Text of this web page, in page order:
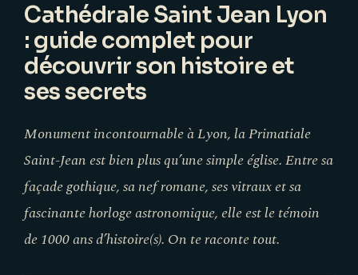
Cathédrale Saint Jean Lyon
: guide complet pour
découvrir son histoire et
ses secrets
Monument incontournable à Lyon, la Primatiale
Saint-Jean est bien plus qu’une simple église. Entre sa
façade gothique, sa nef romane, ses vitraux et sa
fascinante horloge astronomique, elle est le témoin
de 1000 ans d’histoire(s). On te raconte tout.